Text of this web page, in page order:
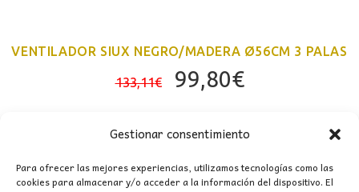
Gestionar consentimiento
Para ofrecer las mejores experiencias, utilizamos tecnologías como las
cookies para almacenar y/o acceder a la información del dispositivo. El
VENTILADOR SIUX NEGRO/MADERA Ø56CM 3 PALAS
133,11€
El
era:
133,11€.
99,80€El
es:
99,80€.